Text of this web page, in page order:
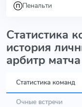
Пенальти
Статистика
история
арбитр матча
Статистика команд
Очные встречи